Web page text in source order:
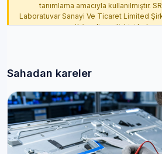
tanımlama amacıyla kullanılmıştır.
Laboratuvar Sanayi Ve Ticaret Limited
yetkilendirme ilişkisi
Sahadan kareler